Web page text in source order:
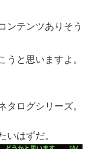
ンテンツありそう
うと思いますよ。
タログシリーズ。
いはずだ。